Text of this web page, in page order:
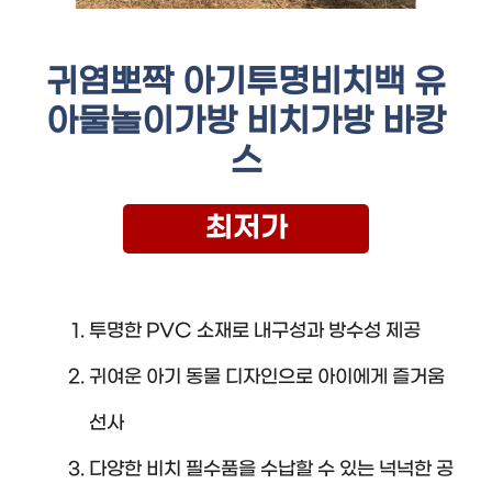
귀염뽀짝 아기투명비치백 유
아물놀이가방 비치가방 바캉
스
최저가
투명한 PVC 소재로 내구성과 방수성 제공
귀여운 아기 동물 디자인으로 아이에게 즐거움
선사
다양한 비치 필수품을 수납할 수 있는 넉넉한 공